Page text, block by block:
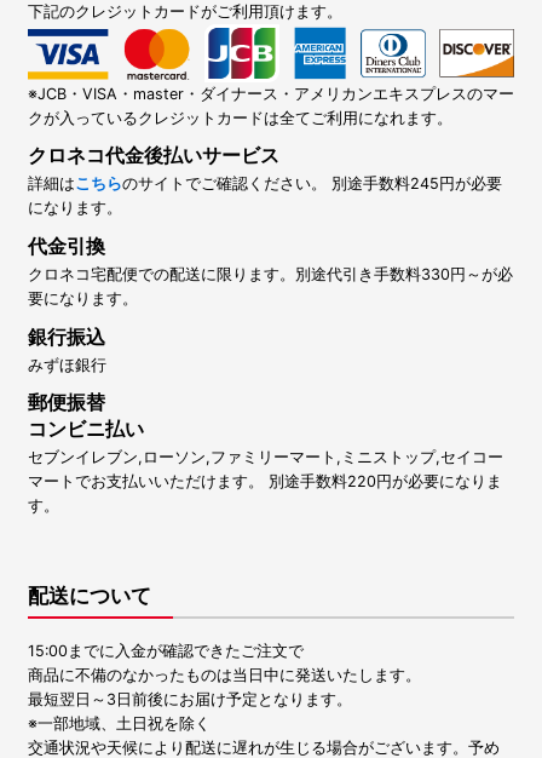
下記のクレジットカードがご利用頂けます。
※JCB・VISA・master・ダイナース・アメリカンエキスプレスのマー
クが入っているクレジットカードは全てご利用になれます。
クロネコ代金後払いサービス
詳細はこちらのサイトでご確認ください。 別途手数料245円が必要
になります。
代金引換
クロネコ宅配便での配送に限ります。別途代引き手数料330円～が必
要になります。
銀行振込
みずほ銀行
郵便振替
コンビニ払い
セブンイレブン,ローソン,ファミリーマート,ミニストップ,セイコー
マートでお支払いいただけます。 別途手数料220円が必要になりま
す。
配送について
15:00までに入金が確認できたご注文で
商品に不備のなかったものは当日中に発送いたします。
最短翌日～3日前後にお届け予定となります。
※一部地域、土日祝を除く
交通状況や天候により配送に遅れが生じる場合がございます。予め